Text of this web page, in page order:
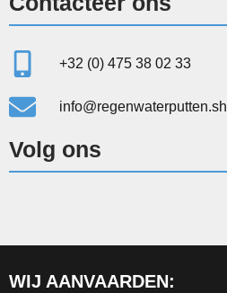
+32 (0) 475 38 02 33
Volg ons
WIJ AANVAARDEN: